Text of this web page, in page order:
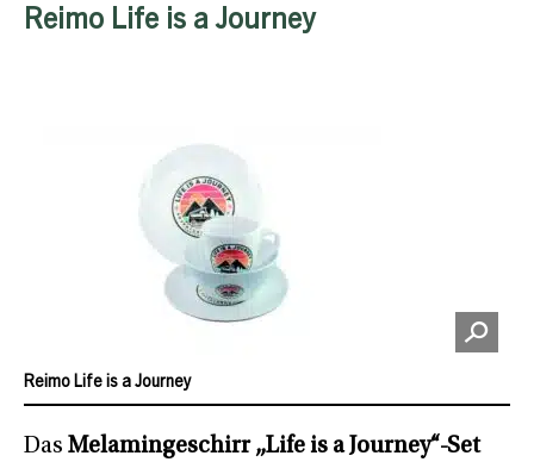
Reimo Life is a Journey
Reimo Life is a Journey
Das Melamingeschirr „Life is a Journey“-Set